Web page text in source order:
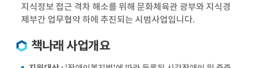
지식정보 접근 격차 해소를 위해 문화체육관 광부와 지식경
제부간 업무협약 하에 추진되는 시범사업입니다.
책나래 사업개요